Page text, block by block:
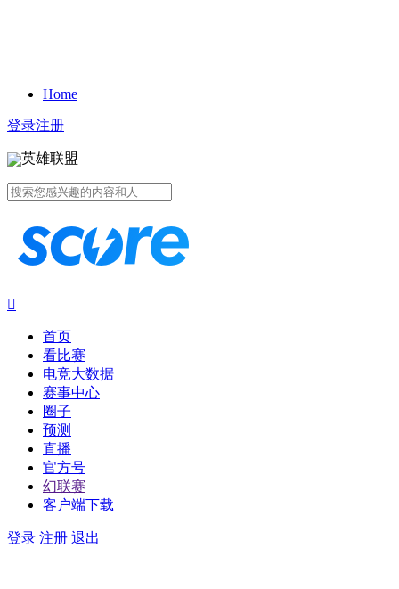
Home
登录注册
英雄联盟

首页
看比赛
电竞大数据
赛事中心
圈子
预测
直播
官方号
幻联赛
客户端下载
登录 注册 退出